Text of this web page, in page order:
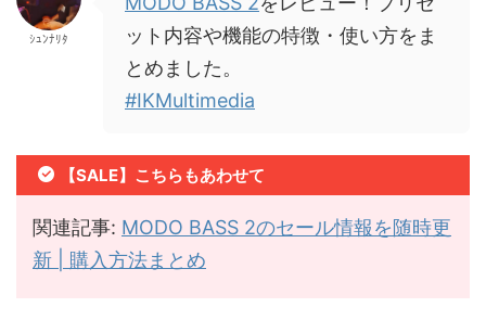
ｼｭﾝﾅﾘﾀ
ット内容や機能の特徴・使い方をま
とめました。
#IKMultimedia
【SALE】こちらもあわせて
関連記事: MODO BASS 2のセール情報を随時更
新 | 購入方法まとめ